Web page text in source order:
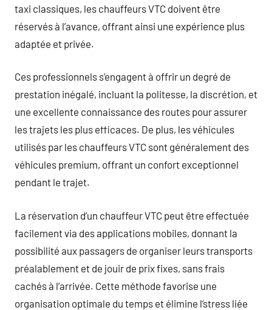
taxi classiques, les chauffeurs VTC doivent être
réservés à l’avance, offrant ainsi une expérience plus
adaptée et privée.
Ces professionnels s’engagent à offrir un degré de
prestation inégalé, incluant la politesse, la discrétion, et
une excellente connaissance des routes pour assurer
les trajets les plus efficaces. De plus, les véhicules
utilisés par les chauffeurs VTC sont généralement des
véhicules premium, offrant un confort exceptionnel
pendant le trajet.
La réservation d’un chauffeur VTC peut être effectuée
facilement via des applications mobiles, donnant la
possibilité aux passagers de organiser leurs transports
préalablement et de jouir de prix fixes, sans frais
cachés à l’arrivée. Cette méthode favorise une
organisation optimale du temps et élimine l’stress liée